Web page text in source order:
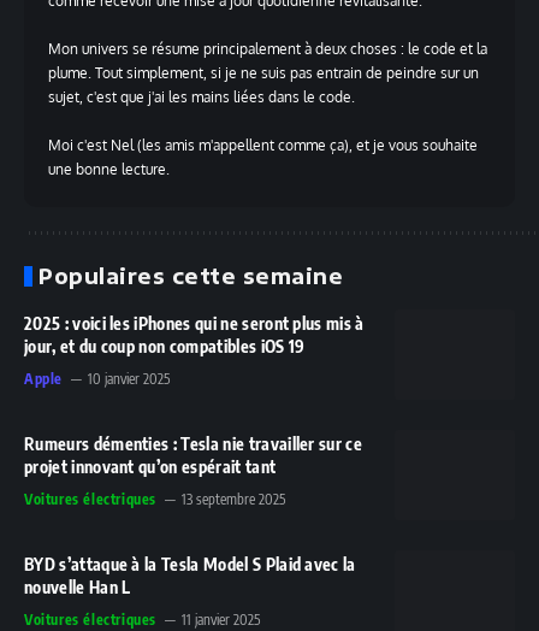
Mon univers se résume principalement à deux choses : le code et la
plume. Tout simplement, si je ne suis pas entrain de peindre sur un
sujet, c'est que j'ai les mains liées dans le code.
Moi c'est Nel (les amis m'appellent comme ça), et je vous souhaite
une bonne lecture.
Populaires cette semaine
2025 : voici les iPhones qui ne seront plus mis à
jour, et du coup non compatibles iOS 19
Apple 10 janvier 2025
Rumeurs démenties : Tesla nie travailler sur ce
projet innovant qu’on espérait tant
Voitures électriques 13 septembre 2025
BYD s’attaque à la Tesla Model S Plaid avec la
nouvelle Han L
Voitures électriques 11 janvier 2025